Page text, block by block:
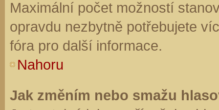
Maximální počet možností
opravdu nezbytně potřebujete
fóra pro další informace.
Nahoru
Jak změním nebo smažu